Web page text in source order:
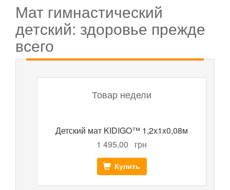
Мат гимнастический
детский: здоровье прежде
всего
Товар недели
Детский мат KIDIGO™ 1,2х1х0,08м
1 495,00
грн
Купить